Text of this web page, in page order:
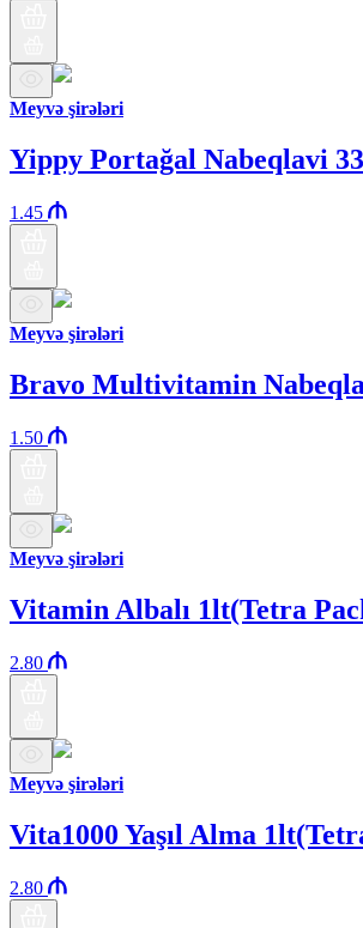
Meyvə şirələri
Yippy Portağal Nabeqlavi
1.45
Meyvə şirələri
Bravo Multivitamin
1.50
Meyvə şirələri
Vitamin Albalı 1lt(Tetra
2.80
Meyvə şirələri
Vita1000 Yaşıl Alma
2.80